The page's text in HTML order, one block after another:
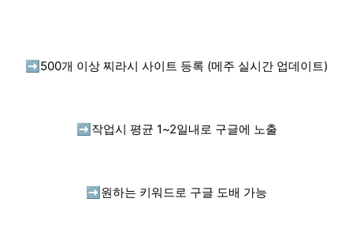
➡️ 500개 이상 찌라시 사이트 등록 (메주 실시간 업데이트)
➡️ 작업시 평균 1~2일내로 구글에 노출
➡️ 원하는 키워드로 구글 도배 가능